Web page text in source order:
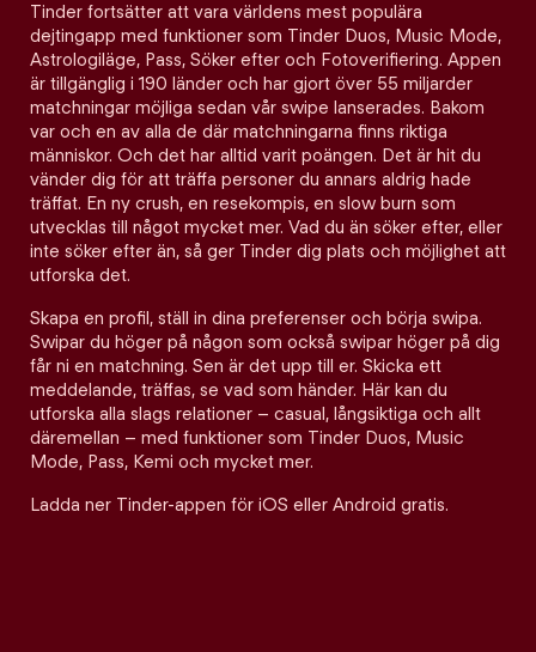
Tinder fortsätter att vara världens mest populära
dejtingapp med funktioner som Tinder Duos, Music Mode,
Astrologiläge, Pass, Söker efter och Fotoverifiering. Appen
är tillgänglig i 190 länder och har gjort över 55 miljarder
matchningar möjliga sedan vår swipe lanserades. Bakom
var och en av alla de där matchningarna finns riktiga
människor. Och det har alltid varit poängen. Det är hit du
vänder dig för att träffa personer du annars aldrig hade
träffat. En ny crush, en resekompis, en slow burn som
utvecklas till något mycket mer. Vad du än söker efter, eller
inte söker efter än, så ger Tinder dig plats och möjlighet att
utforska det.
Skapa en profil, ställ in dina preferenser och börja swipa.
Swipar du höger på någon som också swipar höger på dig
får ni en matchning. Sen är det upp till er. Skicka ett
meddelande, träffas, se vad som händer. Här kan du
utforska alla slags relationer – casual, långsiktiga och allt
däremellan – med funktioner som Tinder Duos, Music
Mode, Pass, Kemi och mycket mer.
Ladda ner Tinder-appen för iOS eller Android gratis.